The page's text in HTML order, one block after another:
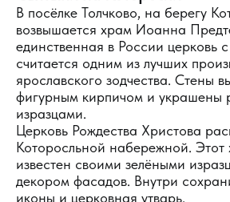
В посёлке Толчково, на берегу
возвышается храм Иоанна
единственная в России церковь
считается одним из лучших
ярославского зодчества. Стены
фигурным кирпичом и украшены
изразцами.
Церковь Рождества Христова
Которосльной набережной. Этот
известен своими зелёными
декором фасадов. Внутри
иконы и церковная утварь.